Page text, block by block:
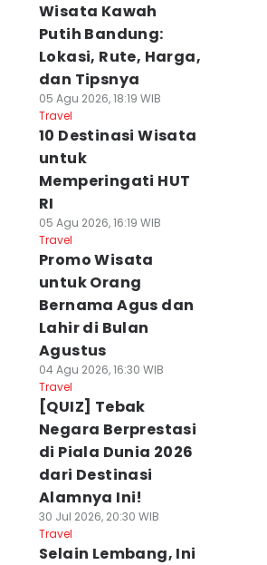
Wisata Kawah
Putih Bandung:
Lokasi, Rute, Harga,
dan Tipsnya
05 Agu 2026, 18:19 WIB
Travel
10 Destinasi Wisata
untuk
Memperingati HUT
RI
05 Agu 2026, 16:19 WIB
Travel
Promo Wisata
untuk Orang
Bernama Agus dan
Lahir di Bulan
Agustus
04 Agu 2026, 16:30 WIB
Travel
[QUIZ] Tebak
Negara Berprestasi
di Piala Dunia 2026
dari Destinasi
Alamnya Ini!
30 Jul 2026, 20:30 WIB
Travel
Selain Lembang, Ini